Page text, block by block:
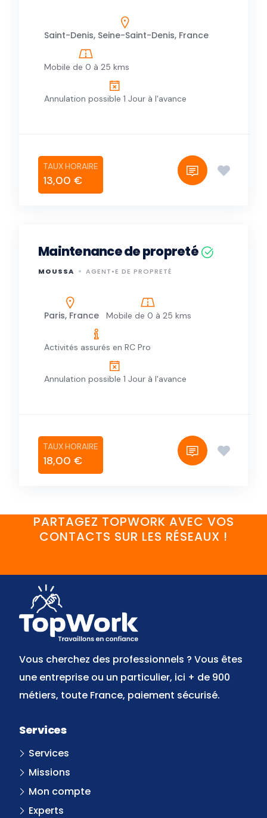
Saint-Denis, Seine-Saint-Denis, France
Mobile de 0 à 25 kms
Annulation possible 1 Jour à l'avance
13,00 €
Maintenance de propreté
MOUSSA AGENT•E DE PROPRETÉ
Paris, France Mobile de 0 à 25 kms
Activités assurés en RC Pro
Annulation possible 1 Jour à l'avance
18,00 €
PARTAGEZ TOPWORK AVEC VOS
CONTACTS SUR LES RÉSEAUX !
Vous cherchez des professionnels ? Vous êtes
une entreprise ou un particulier, ici + de 900
métiers, toute France, paiement sécurisé.
Services
Services
Missions
Mon compte
Experts